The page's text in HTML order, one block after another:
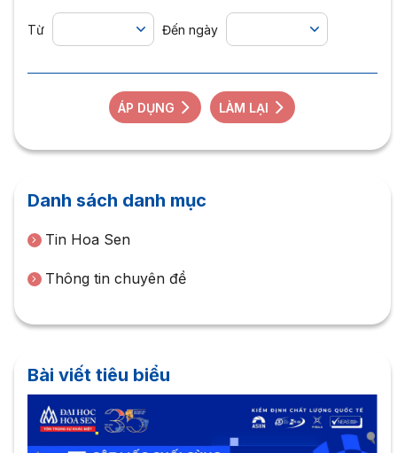
Từ Đến ngày
ÁP DỤNG LÀM LẠI
Danh sách danh mục
Tin Hoa Sen
Thông tin chuyên đề
Bài viết tiêu biểu